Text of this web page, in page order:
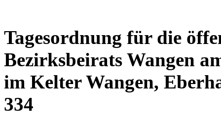
Tagesordnung für die
Bezirksbeirats Wangen
im Kelter Wangen,
334